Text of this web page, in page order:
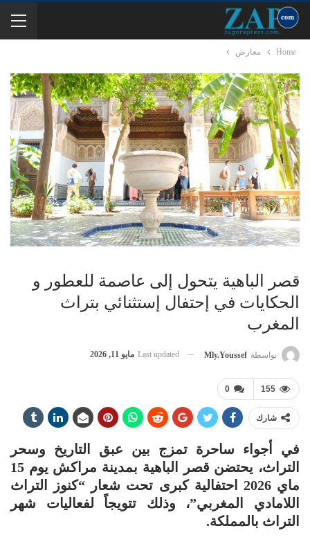
Home معارض
قصر الباهية يتحول إلى عاصمة للعطور و
الحكايات في إحتفال إستثنائي بتراث
المغرب
بواسطة Mly.youssef
Last updated مايو 11, 2026
0 155
شارك
في أجواء ساحرة تمزج بين عبق التاريخ وسحر
التراث، يحتضن قصر الباهية بمدينة مراكش يوم 15
ماي 2026 احتفالية كبرى تحت شعار “كنوز التراث
اللامادي المغربي”، وذلك تتويجاً لفعاليات شهر
التراث بالمملكة.